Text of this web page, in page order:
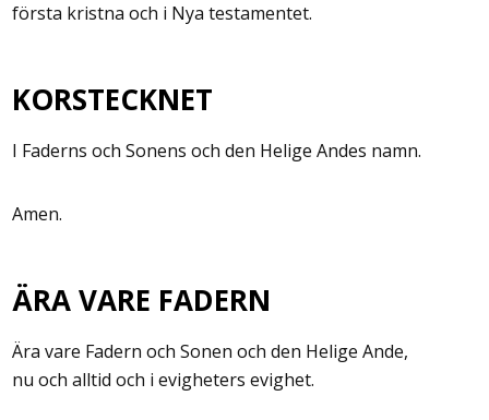
första kristna och i Nya testamentet.
KORSTECKNET
I Faderns och Sonens och den Helige Andes namn.
Amen.
ÄRA VARE FADERN
Ära vare Fadern och Sonen och den Helige Ande,
nu och alltid och i evigheters evighet.